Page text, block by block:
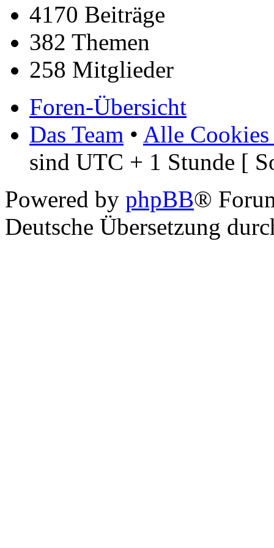
4170 Beiträge
382 Themen
258 Mitglieder
Foren-Übersicht
Das Team • Alle Cookies
sind UTC + 1 Stunde [
Powered by phpBB®
Deutsche Übersetzung